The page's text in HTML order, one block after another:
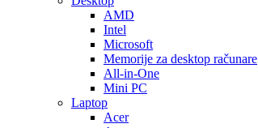
AMD
Intel
Microsoft
Memorije za desktop računare
All-in-One
Mini PC
Laptop
Acer